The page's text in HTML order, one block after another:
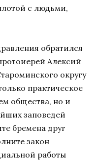
с людьми,
обратился
Алексий
округу
практическое
общества, но и
заповедей
бремена друг
закон
работы